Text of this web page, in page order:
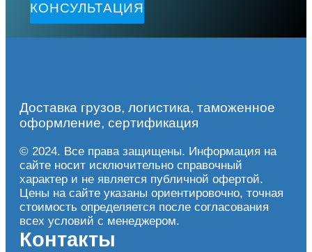
КОНСУЛЬТАЦИЯ
Доставка грузов, логистика, таможенное
оформление, сертификация
© 2024. Все права защищены. Информация на
сайте носит исключительно справочный
характер и не является публичной офертой.
Цены на сайте указаны ориентировочно, точная
стоимость определяется после согласования
всех условий с менеджером.
Контакты